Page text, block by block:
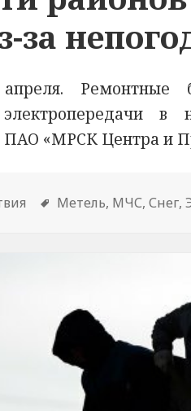
за
Ремонтные
ПАО «МРСК Центра и
Метки
Метель, МЧС,Снег,